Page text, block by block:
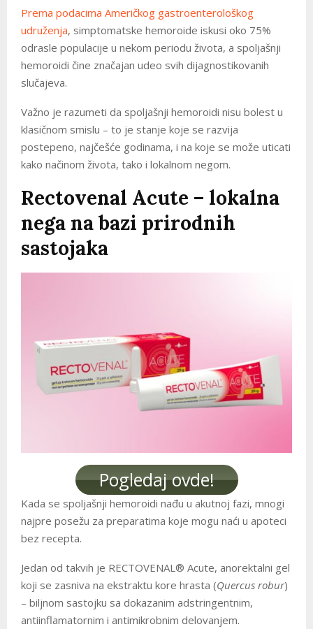
Prema podacima Američkog gastroenterološkog
udruženja, simptomatske hemoroide iskusi oko 75%
odrasle populacije u nekom periodu života, a spoljašnji
hemoroidi čine značajan udeo svih dijagnostikovanih
slučajeva.
Važno je razumeti da spoljašnji hemoroidi nisu bolest u
klasičnom smislu – to je stanje koje se razvija
postepeno, najčešće godinama, i na koje se može uticati
kako načinom života, tako i lokalnom negom.
Rectovenal Acute – lokalna
nega na bazi prirodnih
sastojaka
Pogledaj ovde!
Kada se spoljašnji hemoroidi nađu u akutnoj fazi, mnogi
najpre posežu za preparatima koje mogu naći u apoteci
bez recepta.
Jedan od takvih je RECTOVENAL® Acute, anorektalni gel
koji se zasniva na ekstraktu kore hrasta (Quercus robur)
– biljnom sastojku sa dokazanim adstringentnim,
antiinflamatornim i antimikrobnim delovanjem.